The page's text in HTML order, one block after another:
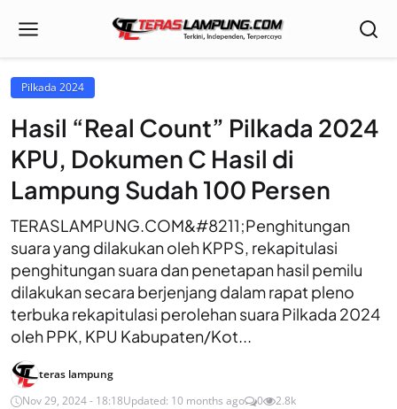
Pilkada 2024
Hasil “Real Count” Pilkada 2024
KPU, Dokumen C Hasil di
Lampung Sudah 100 Persen
TERASLAMPUNG.COM&#8211;Penghitungan
suara yang dilakukan oleh KPPS, rekapitulasi
penghitungan suara dan penetapan hasil pemilu
dilakukan secara berjenjang dalam rapat pleno
terbuka rekapitulasi perolehan suara Pilkada 2024
oleh PPK, KPU Kabupaten/Kot...
teras lampung
Nov 29, 2024 - 18:18Updated: 10 months ago 0 2.8k